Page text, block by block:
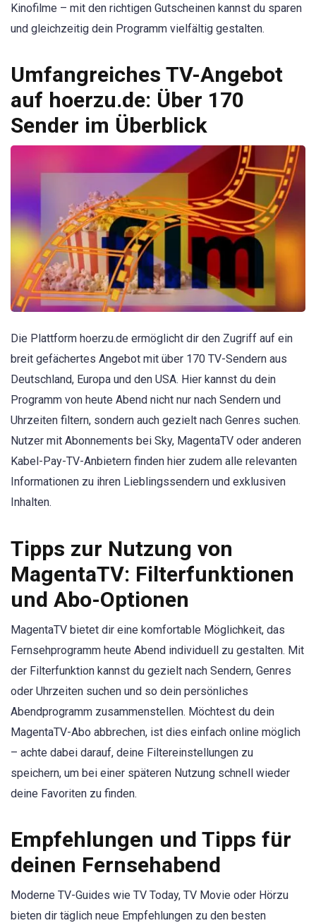
Kinofilme – mit den richtigen Gutscheinen kannst du sparen
und gleichzeitig dein Programm vielfältig gestalten.
Umfangreiches TV-Angebot
auf hoerzu.de: Über 170
Sender im Überblick
Die Plattform hoerzu.de ermöglicht dir den Zugriff auf ein
breit gefächertes Angebot mit über 170 TV-Sendern aus
Deutschland, Europa und den USA. Hier kannst du dein
Programm von heute Abend nicht nur nach Sendern und
Uhrzeiten filtern, sondern auch gezielt nach Genres suchen.
Nutzer mit Abonnements bei Sky, MagentaTV oder anderen
Kabel-Pay-TV-Anbietern finden hier zudem alle relevanten
Informationen zu ihren Lieblingssendern und exklusiven
Inhalten.
Tipps zur Nutzung von
MagentaTV: Filterfunktionen
und Abo-Optionen
MagentaTV bietet dir eine komfortable Möglichkeit, das
Fernsehprogramm heute Abend individuell zu gestalten. Mit
der Filterfunktion kannst du gezielt nach Sendern, Genres
oder Uhrzeiten suchen und so dein persönliches
Abendprogramm zusammenstellen. Möchtest du dein
MagentaTV-Abo abbrechen, ist dies einfach online möglich
– achte dabei darauf, deine Filtereinstellungen zu
speichern, um bei einer späteren Nutzung schnell wieder
deine Favoriten zu finden.
Empfehlungen und Tipps für
deinen Fernsehabend
Moderne TV-Guides wie TV Today, TV Movie oder Hörzu
bieten dir täglich neue Empfehlungen zu den besten